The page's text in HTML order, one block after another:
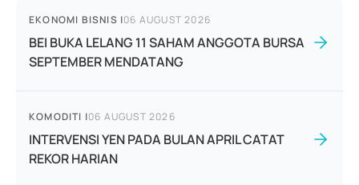
EKONOMI BISNIS |06 AUGUST 2026
BEI BUKA LELANG 11 SAHAM ANGGOTA BURSA
SEPTEMBER MENDATANG
KOMODITI |06 AUGUST 2026
INTERVENSI YEN PADA BULAN APRIL CATAT
REKOR HARIAN